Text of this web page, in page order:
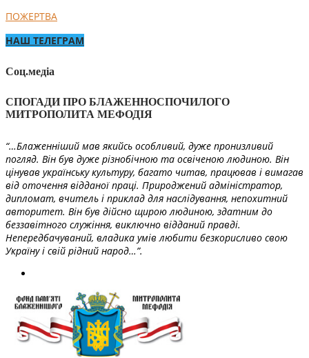
ПОЖЕРТВА
НАШ ТЕЛЕГРАМ
Соц.медіа
СПОГАДИ ПРО БЛАЖЕННОСПОЧИЛОГО
МИТРОПОЛИТА МЕФОДІЯ
“…Блаженніший мав якийсь особливий, дуже пронизливий
погляд. Він був дуже різнобічною та освіченою людиною. Він
цінував українську культуру, багато читав, працював і вимагав
від оточення відданої праці. Природжений адміністратор,
дипломат, вчитель і приклад для наслідування, непохитний
авторитет. Він був дійсно щирою людиною, здатним до
беззавітного служіння, виключно відданий правді.
Непередбачуваний, владика умів любити безкорисливо свою
Україну і свій рідний народ…”.